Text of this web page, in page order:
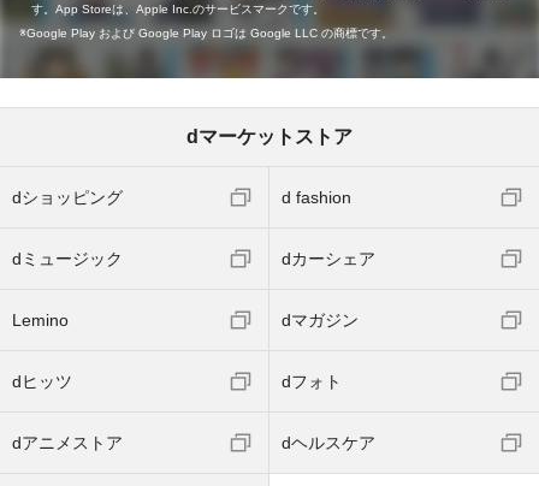
す。App Storeは、Apple Inc.のサービスマークです。
Google Play および Google Play ロゴは Google LLC の商標です。
dマーケットストア
dショッピング d fashion
dミュージック dカーシェア
Lemino dマガジン
dヒッツ dフォト
dアニメストア dヘルスケア